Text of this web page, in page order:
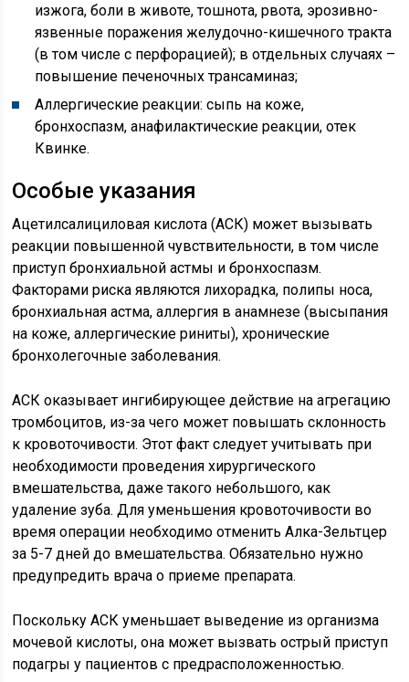
изжога, боли в животе, тошнота, рвота, эрозивно-
язвенные поражения желудочно-кишечного тракта
(в том числе с перфорацией); в отдельных случаях –
повышение печеночных трансаминаз;
Аллергические реакции: сыпь на коже,
бронхоспазм, анафилактические реакции, отек
Квинке.
Особые указания
Ацетилсалициловая кислота (АСК) может вызывать
реакции повышенной чувствительности, в том числе
приступ бронхиальной астмы и бронхоспазм.
Факторами риска являются лихорадка, полипы носа,
бронхиальная астма, аллергия в анамнезе (высыпания
на коже, аллергические риниты), хронические
бронхолегочные заболевания.
АСК оказывает ингибирующее действие на агрегацию
тромбоцитов, из-за чего может повышать склонность
к кровоточивости. Этот факт следует учитывать при
необходимости проведения хирургического
вмешательства, даже такого небольшого, как
удаление зуба. Для уменьшения кровоточивости во
время операции необходимо отменить Алка-Зельтцер
за 5-7 дней до вмешательства. Обязательно нужно
предупредить врача о приеме препарата.
Поскольку АСК уменьшает выведение из организма
мочевой кислоты, она может вызвать острый приступ
подагры у пациентов с предрасположенностью.